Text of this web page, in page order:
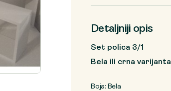
Detaljniji opis
Set polica 3/1
Bela ili crna varijanta
Boja: Bela